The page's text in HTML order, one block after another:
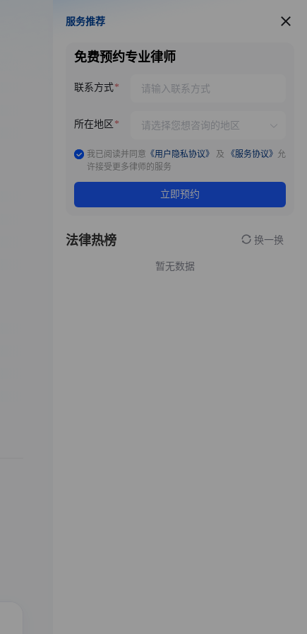
服务推荐
服务推荐
免费预约专业律师
联系方式
所在地区
我已阅读并同意 《用户隐私协议》 及 《服务协议》 允
许接受更多律师的服务
立即预约
法律热榜 换一换
暂无数据